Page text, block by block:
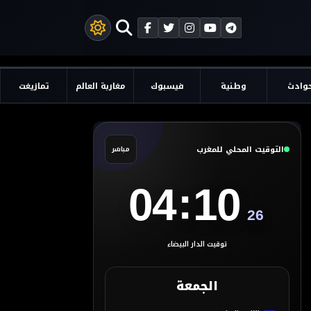
وطنية فيسبوك مغاربة العالم تمازيغت
التوقيت المحلي للمغرب مباشر
04:10 27
توقيت الدار البيضاء
الجمعة